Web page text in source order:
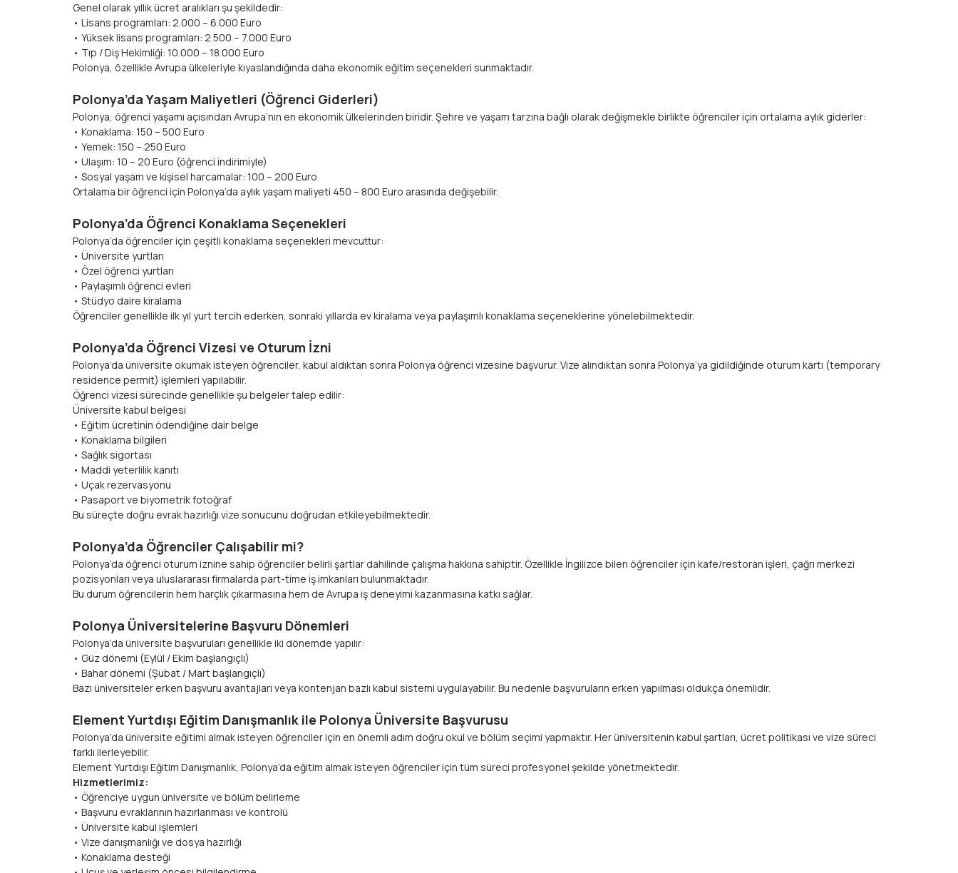
Genel olarak yıllık ücret aralıkları şu şekildedir:
• Lisans programları: 2.000 – 6.000 Euro
• Yüksek lisans programları: 2.500 – 7.000 Euro
• Tıp / Diş Hekimliği: 10.000 – 18.000 Euro​​​​​​​
Polonya, özellikle Avrupa ülkeleriyle kıyaslandığında daha ekonomik eğitim seçenekleri sunmaktadır.
Polonya’da Yaşam Maliyetleri (Öğrenci Giderleri)​​​​​​​
Polonya, öğrenci yaşamı açısından Avrupa’nın en ekonomik ülkelerinden biridir. Şehre ve yaşam tarzına bağlı olarak değişmekle birlikte öğrenciler için ortalama aylık giderler:
• Konaklama: 150 – 500 Euro
• Yemek: 150 – 250 Euro
• Ulaşım: 10 – 20 Euro (öğrenci indirimiyle)
• Sosyal yaşam ve kişisel harcamalar: 100 – 200 Euro
Ortalama bir öğrenci için Polonya’da aylık yaşam maliyeti 450 – 800 Euro arasında değişebilir.
Polonya’da Öğrenci Konaklama Seçenekleri
Polonya’da öğrenciler için çeşitli konaklama seçenekleri mevcuttur:
• Üniversite yurtları
• Özel öğrenci yurtları
• Paylaşımlı öğrenci evleri
• Stüdyo daire kiralama
Öğrenciler genellikle ilk yıl yurt tercih ederken, sonraki yıllarda ev kiralama veya paylaşımlı konaklama seçeneklerine yönelebilmektedir.
Polonya’da Öğrenci Vizesi ve Oturum İzni​​​​​​​
Polonya’da üniversite okumak isteyen öğrenciler, kabul aldıktan sonra Polonya öğrenci vizesine başvurur. Vize alındıktan sonra Polonya’ya gidildiğinde oturum kartı (temporary
residence permit) işlemleri yapılabilir.
Öğrenci vizesi sürecinde genellikle şu belgeler talep edilir:
Üniversite kabul belgesi
• Eğitim ücretinin ödendiğine dair belge
• Konaklama bilgileri
• Sağlık sigortası
• Maddi yeterlilik kanıtı
• Uçak rezervasyonu
• Pasaport ve biyometrik fotoğraf
Bu süreçte doğru evrak hazırlığı vize sonucunu doğrudan etkileyebilmektedir.
Polonya’da Öğrenciler Çalışabilir mi?
Polonya’da öğrenci oturum iznine sahip öğrenciler belirli şartlar dahilinde çalışma hakkına sahiptir. Özellikle İngilizce bilen öğrenciler için kafe/restoran işleri, çağrı merkezi
pozisyonları veya uluslararası firmalarda part-time iş imkanları bulunmaktadır.
Bu durum öğrencilerin hem harçlık çıkarmasına hem de Avrupa iş deneyimi kazanmasına katkı sağlar.
Polonya Üniversitelerine Başvuru Dönemleri​​​​​​​
Polonya’da üniversite başvuruları genellikle iki dönemde yapılır:
• Güz dönemi (Eylül / Ekim başlangıçlı)
• Bahar dönemi (Şubat / Mart başlangıçlı)
Bazı üniversiteler erken başvuru avantajları veya kontenjan bazlı kabul sistemi uygulayabilir. Bu nedenle başvuruların erken yapılması oldukça önemlidir.
Element Yurtdışı Eğitim Danışmanlık ile Polonya Üniversite Başvurusu​​​​​​​
Polonya’da üniversite eğitimi almak isteyen öğrenciler için en önemli adım doğru okul ve bölüm seçimi yapmaktır. Her üniversitenin kabul şartları, ücret politikası ve vize süreci
farklı ilerleyebilir.
Element Yurtdışı Eğitim Danışmanlık, Polonya’da eğitim almak isteyen öğrenciler için tüm süreci profesyonel şekilde yönetmektedir.
Hizmetlerimiz:​​​​​​​
• Öğrenciye uygun üniversite ve bölüm belirleme
• Başvuru evraklarının hazırlanması ve kontrolü
• Üniversite kabul işlemleri
• Vize danışmanlığı ve dosya hazırlığı
• Konaklama desteği